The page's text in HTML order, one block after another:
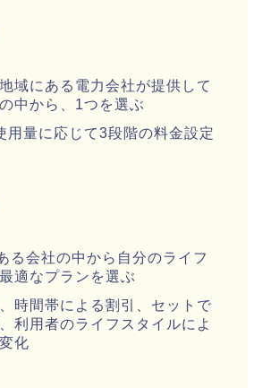
域にある電力会社が提供して
中から、1つを選ぶ
用量に応じて3段階の料金設定
る会社の中から自分のライフ
適なプランを選ぶ
時間帯による割引、セットで
利用者のライフスタイルによ
化